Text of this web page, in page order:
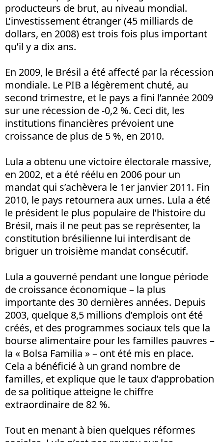
producteurs de brut, au niveau mondial.
L’investissement étranger (45 milliards de
dollars, en 2008) est trois fois plus important
qu’il y a dix ans.
En 2009, le Brésil a été affecté par la récession
mondiale. Le PIB a légèrement chuté, au
second trimestre, et le pays a fini l’année 2009
sur une récession de -0,2 %. Ceci dit, les
institutions financières prévoient une
croissance de plus de 5 %, en 2010.
Lula a obtenu une victoire électorale massive,
en 2002, et a été réélu en 2006 pour un
mandat qui s’achèvera le 1er janvier 2011. Fin
2010, le pays retournera aux urnes. Lula a été
le président le plus populaire de l’histoire du
Brésil, mais il ne peut pas se représenter, la
constitution brésilienne lui interdisant de
briguer un troisième mandat consécutif.
Lula a gouverné pendant une longue période
de croissance économique – la plus
importante des 30 dernières années. Depuis
2003, quelque 8,5 millions d’emplois ont été
créés, et des programmes sociaux tels que la
bourse alimentaire pour les familles pauvres –
la « Bolsa Familia » – ont été mis en place.
Cela a bénéficié à un grand nombre de
familles, et explique que le taux d’approbation
de sa politique atteigne le chiffre
extraordinaire de 82 %.
Tout en menant à bien quelques réformes